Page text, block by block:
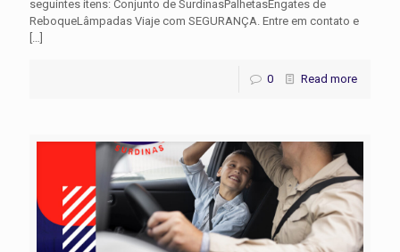
seguintes itens: Conjunto de SurdinasPalhetasEngates de
ReboqueLâmpadas Viaje com SEGURANÇA. Entre em contato e
0 Read more